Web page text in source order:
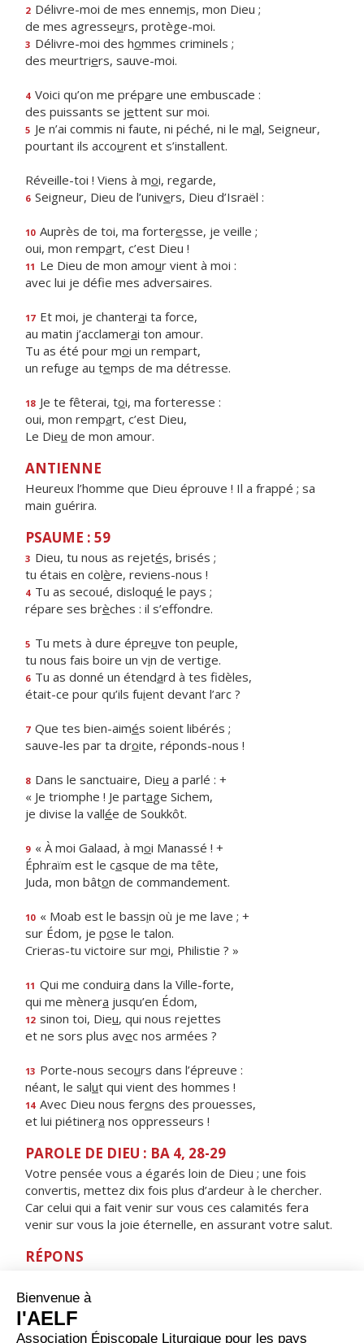
2 Délivre-moi de mes ennemis, mon Dieu ;
de mes agresseurs, protège-moi.
3 Délivre-moi des hommes criminels ;
des meurtriers, sauve-moi.
4 Voici qu’on me prépare une embuscade :
des puissants se jettent sur moi.
5 Je n’ai commis ni faute, ni péché, ni le mal, Seigneur,
pourtant ils accourent et s’installent.
Réveille-toi ! Viens à moi, regarde,
6 Seigneur, Dieu de l’univers, Dieu d’Israël :
10 Auprès de toi, ma forteresse, je veille ;
oui, mon rempart, c’est Dieu !
11 Le Dieu de mon amour vient à moi :
avec lui je défe mes adversaires.
17 Et moi, je chanterai ta force,
au matin j’acclamerai ton amour.
Tu as été pour moi un rempart,
un refuge au temps de ma détresse.
18 Je te fêterai, toi, ma forteresse :
oui, mon rempart, c’est Dieu,
Le Dieu de mon amour.
ANTIENNE
Heureux l’homme que Dieu éprouve ! Il a frappé ; sa
main guérira.
PSAUME : 59
3 Dieu, tu nous as rejetés, brisés ;
tu étais en colère, reviens-nous !
4 Tu as secoué, disloqué le pays ;
répare ses brèches : il s’effondre.
5 Tu mets à dure épreuve ton peuple,
tu nous fais boire un vin de vertige.
6 Tu as donné un étendard à tes fidèles,
était-ce pour qu’ils fuient devant l’arc ?
7 Que tes bien-aimés soient libérés ;
sauve-les par ta droite, réponds-nous !
8 Dans le sanctuaire, Dieu a parlé : +
« Je triomphe ! Je partage Sichem,
je divise la vallée de Soukkôt.
9 « À moi Galaad, à moi Manassé ! +
Éphraïm est le casque de ma tête,
Juda, mon bâton de commandement.
10 « Moab est le bassin où je me lave ; +
sur Édom, je pose le talon.
Crieras-tu victoire sur moi, Philistie ? »
11 Qui me conduira dans la Ville-forte,
qui me mènera jusqu’en Édom,
12 sinon toi, Dieu, qui nous rejettes
et ne sors plus avec nos armées ?
13 Porte-nous secours dans l’épreuve :
néant, le salut qui vient des hommes !
14 Avec Dieu nous ferons des prouesses,
et lui piétinera nos oppresseurs !
PAROLE DE DIEU : BA 4, 28-29
Votre pensée vous a égarés loin de Dieu ; une fois
convertis, mettez dix fois plus d’ardeur à le chercher.
Car celui qui a fait venir sur vous ces calamités fera
venir sur vous la joie éternelle, en assurant votre salut.
RÉPONS
près de lui abonde le rachat.
ORAISON